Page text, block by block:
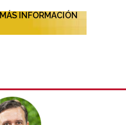
MÁS INFORMACIÓN